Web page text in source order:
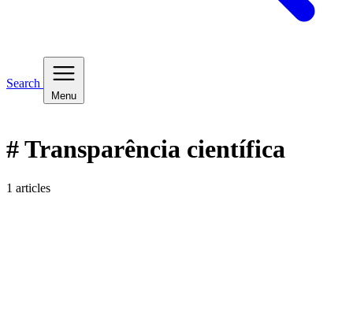
Search
Menu
# Transparência científica
1 articles